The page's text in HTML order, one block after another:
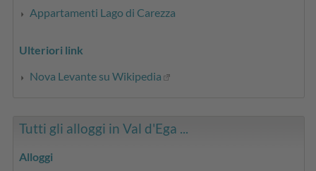
Appartamenti Lago di Carezza
Ulteriori link
Nova Levante su Wikipedia
Tutti gli alloggi in Val d'Ega ...
Alloggi